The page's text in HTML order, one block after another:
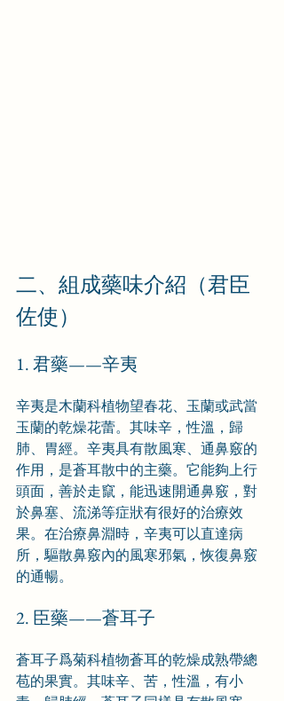
二、組成藥味介紹（君臣
佐使）
1. 君藥——辛夷
辛夷是木蘭科植物望春花、玉蘭或武當
玉蘭的乾燥花蕾。其味辛，性溫，歸
肺、胃經。辛夷具有散風寒、通鼻竅的
作用，是蒼耳散中的主藥。它能夠上行
頭面，善於走竄，能迅速開通鼻竅，對
於鼻塞、流涕等症狀有很好的治療效
果。在治療鼻淵時，辛夷可以直達病
所，驅散鼻竅內的風寒邪氣，恢復鼻竅
的通暢。
2. 臣藥——蒼耳子
蒼耳子爲菊科植物蒼耳的乾燥成熟帶總
苞的果實。其味辛、苦，性溫，有小